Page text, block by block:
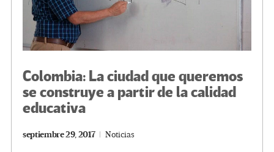
Colombia: La ciudad que queremos
se construye a partir de la calidad
educativa
septiembre 29, 2017 Noticias